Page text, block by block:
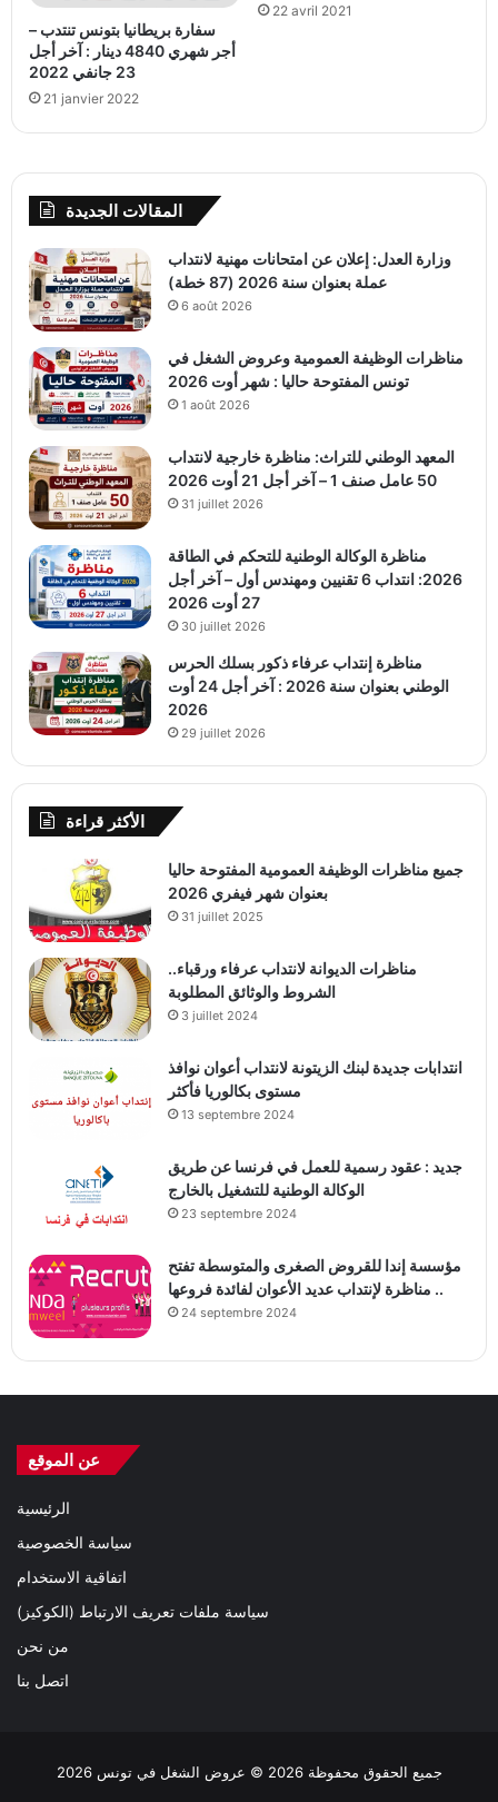
سفارة بريطانيا بتونس تنتدب –
أجر شهري 4840 دينار : آخر أجل
23 جانفي 2022
21 janvier 2022
22 avril 2021
المقالات الجديدة
وزارة العدل: إعلان عن امتحانات مهنية لانتداب
عملة بعنوان سنة 2026 (87 خطة)
6 août 2026
مناظرات الوظيفة العمومية وعروض الشغل في
تونس المفتوحة حاليا : شهر أوت 2026
1 août 2026
المعهد الوطني للتراث: مناظرة خارجية لانتداب
50 عامل صنف 1 – آخر أجل 21 أوت 2026
31 juillet 2026
مناظرة الوكالة الوطنية للتحكم في الطاقة
2026: انتداب 6 تقنيين ومهندس أول – آخر أجل
27 أوت 2026
30 juillet 2026
مناظرة إنتداب عرفاء ذكور بسلك الحرس
الوطني بعنوان سنة 2026 : آخر أجل 24 أوت
2026
29 juillet 2026
الأكثر قراءة
جميع مناظرات الوظيفة العمومية المفتوحة حاليا
بعنوان شهر فيفري 2026
31 juillet 2025
مناظرات الديوانة لانتداب عرفاء ورقباء..
الشروط والوثائق المطلوبة
3 juillet 2024
انتدابات جديدة لبنك الزيتونة لانتداب أعوان نوافذ
مستوى بكالوريا فأكثر
13 septembre 2024
جديد : عقود رسمية للعمل في فرنسا عن طريق
الوكالة الوطنية للتشغيل بالخارج
23 septembre 2024
مؤسسة إندا للقروض الصغرى والمتوسطة تفتح
مناظرة لإنتداب عديد الأعوان لفائدة فروعها ..
24 septembre 2024
عن الموقع
الرئيسية
سياسة الخصوصية
اتفاقية الاستخدام
سياسة ملفات تعريف الارتباط (الكوكيز)
من نحن
اتصل بنا
جميع الحقوق محفوظة 2026 © عروض الشغل في تونس 2026